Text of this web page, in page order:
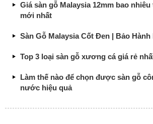
Giá sàn gỗ Malaysia 12mm bao
mới nhất
Sàn Gỗ Malaysia Cốt Đen | Bảo
Top 3 loại sàn gỗ xương cá giá rẻ
Làm thế nào để chọn được sàn gỗ
nước hiệu quả